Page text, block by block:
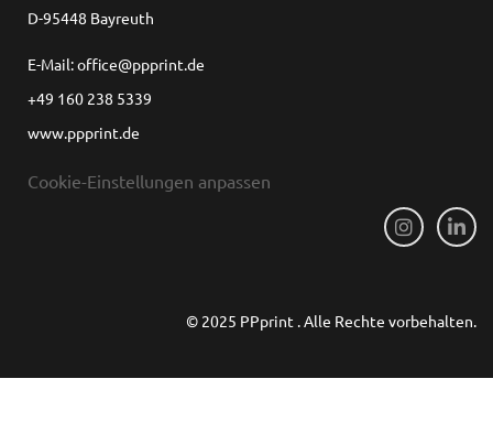
D-95448 Bayreuth
E-Mail: office@ppprint.de
+49 160 238 5339
www.ppprint.de
Cookie-Einstellungen anpassen
© 2025 PPprint . Alle Rechte vorbehalten.